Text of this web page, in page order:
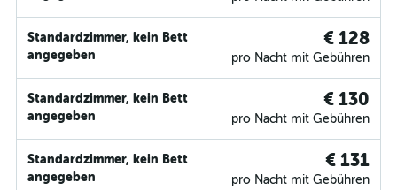
Standardzimmer, kein Bett
angegeben
€ 128
pro Nacht mit Gebühren
Standardzimmer, kein Bett
angegeben
€ 130
pro Nacht mit Gebühren
Standardzimmer, kein Bett
angegeben
€ 131
pro Nacht mit Gebühren